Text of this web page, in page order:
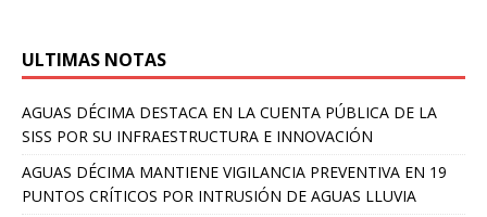
ULTIMAS NOTAS
AGUAS DÉCIMA DESTACA EN LA CUENTA PÚBLICA DE LA
SISS POR SU INFRAESTRUCTURA E INNOVACIÓN
AGUAS DÉCIMA MANTIENE VIGILANCIA PREVENTIVA EN 19
PUNTOS CRÍTICOS POR INTRUSIÓN DE AGUAS LLUVIA